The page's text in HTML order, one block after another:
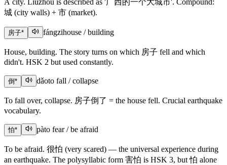
A city. Liuzhou is described as '广西的一个大城市'. Compound:
城 (city walls) + 市 (market).
房子* fángzihouse / building
House, building. The story turns on which 房子 fell and which
didn't. HSK 2 but used constantly.
倒* dǎoto fall / collapse
To fall over, collapse. 房子倒了 = the house fell. Crucial earthquake
vocabulary.
怕* pàto fear / be afraid
To be afraid. 很怕 (very scared) — the universal experience during
an earthquake. The polysyllabic form 害怕 is HSK 3, but 怕 alone